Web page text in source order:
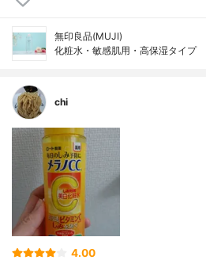
無印良品(MUJI)
化粧水・敏感肌用・高保湿タイプ
chi
4.00